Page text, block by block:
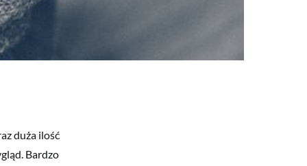
duża ilość
Bardzo